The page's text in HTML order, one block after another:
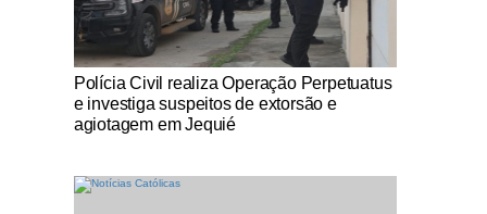
Notícias Católicas
Polícia Civil realiza Operação Perpetuatus
e investiga suspeitos de extorsão e
agiotagem em Jequié